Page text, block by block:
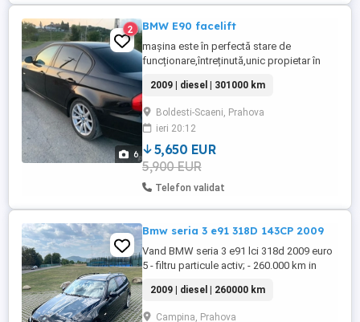
6
2 BMW E90 facelift
mașina este în perfectă stare de
funcționare,întreținută,unic propietar în
dă fum,trage bine motorul,)jante în 2
dimensiuni(mai late pe spate),fiscal,fără
martori aprinși,modelul de 177 cp,dotări
aferent modelului. Rog și ofer seriozitate.
2009 | diesel | 301000 km
Boldesti-Scaeni, Prahova
ieri 20:12
5,650 EUR
5,900 EUR
Telefon validat
Bmw seria 3 e91 318D 143CP 2009
Vand BMW seria 3 e91 lci 318d 2009 euro
5 - filtru particule activ; - 260.000 km in
- navi mare; - scaune electrice si incalzite; -
oglinzi electrice, incalzite, rabatabile; - 2
2009 | diesel | 260000 km
Campina, Prahova